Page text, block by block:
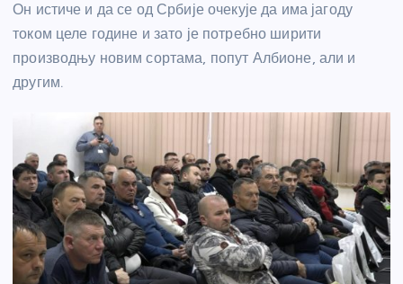
Он истиче и да се од Србије очекује да има јагоду
током целе године и зато је потребно ширити
производњу новим сортама, попут Албионе, али и
другим.